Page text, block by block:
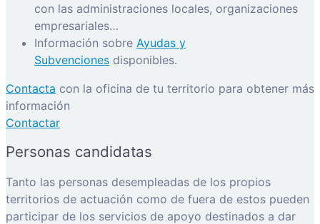
con las administraciones locales, organizaciones
empresariales…
Información sobre Ayudas y
Subvenciones disponibles.
Contacta con la oficina de tu territorio para obtener más
información
Contactar
Personas candidatas
Tanto las personas desempleadas de los propios
territorios de actuación como de fuera de estos pueden
participar de los servicios de apoyo destinados a dar